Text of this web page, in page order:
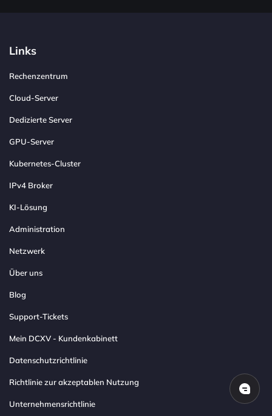
Links
Rechenzentrum
Cloud-Server
Dedizierte Server
GPU-Server
Kubernetes-Cluster
IPv4 Broker
KI-Lösung
Administration
Netzwerk
Über uns
Blog
Support-Tickets
Mein DCXV - Kundenkabinett
Datenschutzrichtlinie
Richtlinie zur akzeptablen Nutzung
Unternehmensrichtlinie